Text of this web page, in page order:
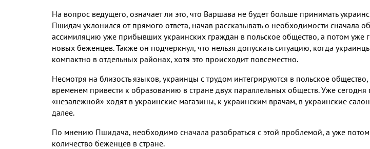
На вопрос ведущего, означает ли это, что Варшава не будет больше принимать
Пшидач уклонился от прямого ответа, начав рассказывать о необходимости сначала
ассимиляцию уже прибывших украинских граждан в польское общество, а потом уже
новых беженцев. Также он подчеркнул, что нельзя допускать ситуацию, когда
компактно в отдельных районах, хотя это происходит повсеместно.
Несмотря на близость языков, украинцы с трудом интегрируются в польское
временем привести к образованию в стране двух параллельных обществ. Уже сегодня
«незалежной» ходят в украинские магазины, к украинским врачам, в украинские
далее.
По мнению Пшидача, необходимо сначала разобраться с этой проблемой, а уже потом
количество беженцев в стране.